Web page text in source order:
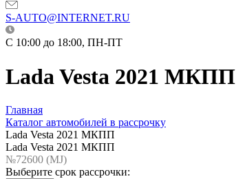
S-AUTO@INTERNET.RU
C 10:00 до 18:00, ПН-ПТ
Lada Vesta 2021 МКПП
Главная
Каталог автомобилей в рассрочку
Lada Vesta 2021 МКПП
Lada Vesta 2021 МКПП
№72600 (МJ)
Выберите срок рассрочки: